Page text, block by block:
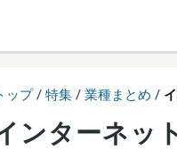
ップ/ 特集 / 業種まとめ /
ンターネッ